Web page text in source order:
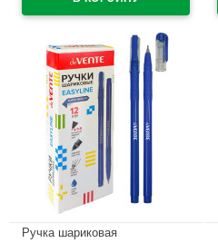
арт.5073628
В наличии
Ручка шариковая